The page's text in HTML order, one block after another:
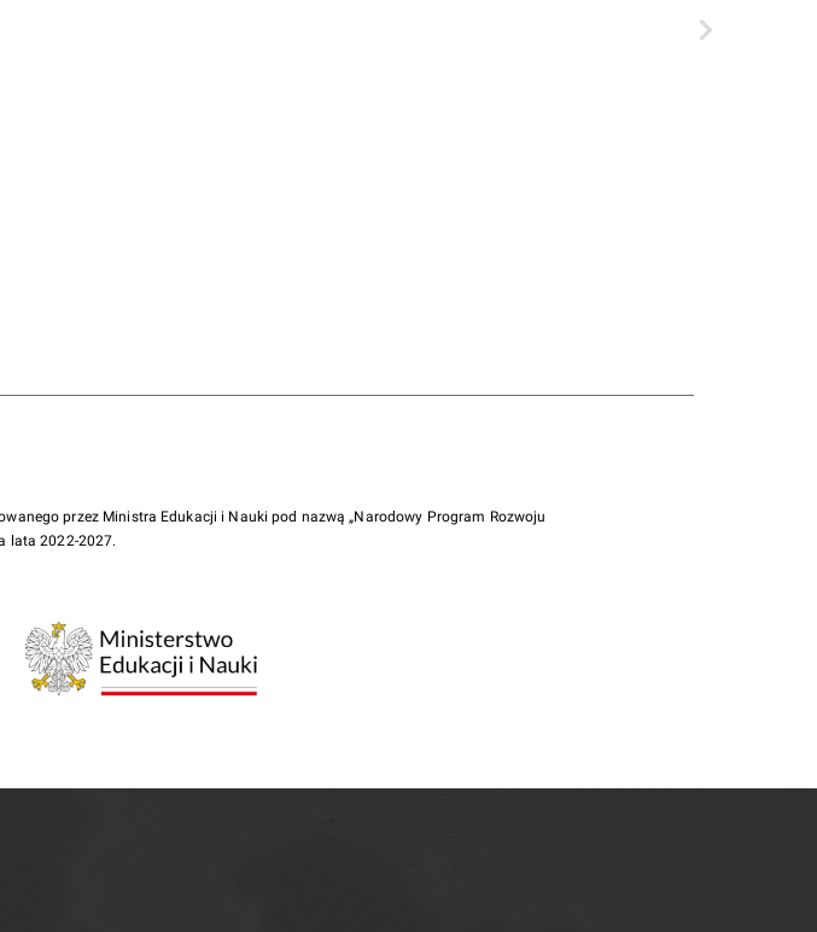
przez Ministra Edukacji i Nauki pod nazwą „Narodowy Program Rozwoju
lata 2022-2027.